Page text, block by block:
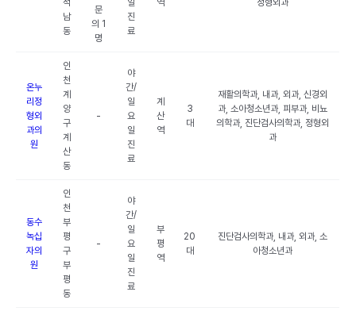
석
남
동
문
의 1
명
일
진
료
역
정형외과
온누
리정
형외
과의
원
인
천
계
양
구
계
산
동
-
야
간/
일
요
일
진
료
계
산
역
3
대
재활의학과, 내과, 외과, 신경외
과, 소아청소년과, 피부과, 비뇨
의학과, 진단검사의학과, 정형외
과
동수
녹십
자의
원
인
천
부
평
구
부
평
동
-
야
간/
일
요
일
진
료
부
평
역
20
대
진단검사의학과, 내과, 외과, 소
아청소년과